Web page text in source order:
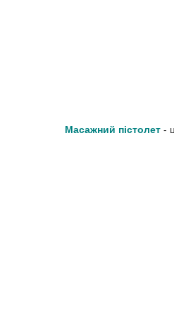
Масажний пістолет -